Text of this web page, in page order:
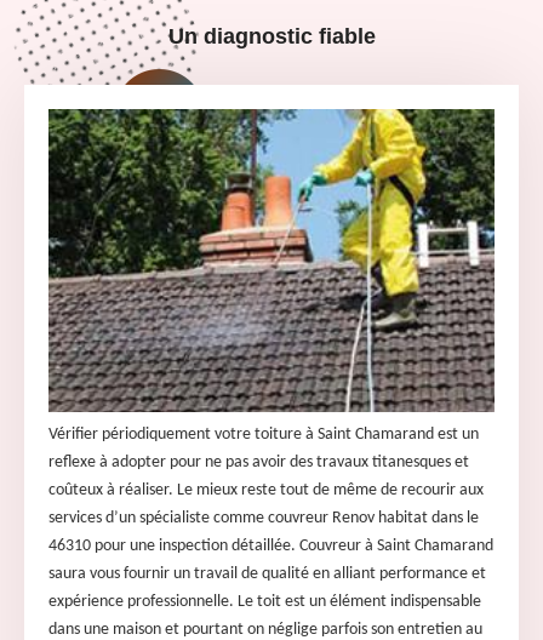
Un diagnostic fiable
Vérifier périodiquement votre toiture à Saint Chamarand est un
reflexe à adopter pour ne pas avoir des travaux titanesques et
coûteux à réaliser. Le mieux reste tout de même de recourir aux
services d’un spécialiste comme couvreur Renov habitat dans le
46310 pour une inspection détaillée. Couvreur à Saint Chamarand
saura vous fournir un travail de qualité en alliant performance et
expérience professionnelle. Le toit est un élément indispensable
dans une maison et pourtant on néglige parfois son entretien au